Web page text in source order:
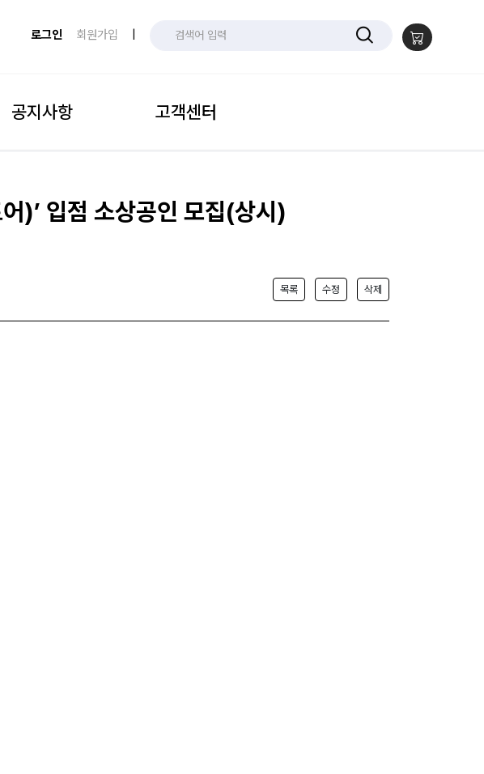
로그인 회원가입
공지사항 고객센터
)’ 입점 소상공인 모집(상시)
목록 수정 삭제